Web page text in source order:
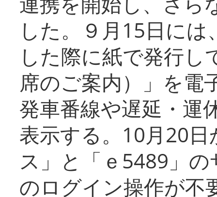
した。９月15日に
した際に紙で発行し
席のご案内）」を電
発車番線や遅延・運
表示する。10月20
ス」と「ｅ5489」
のログイン操作が不